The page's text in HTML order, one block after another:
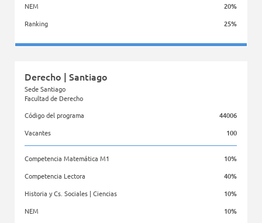
NEM 20%
Ranking 25%
Facultad de Derecho
Derecho | Santiago
Sede Santiago
Facultad de Derecho
Código del programa
44006
Vacantes 100
Competencia Matemática M1 10%
Competencia Lectora 40%
Historia y Cs. Sociales | Ciencias 10%
NEM 10%